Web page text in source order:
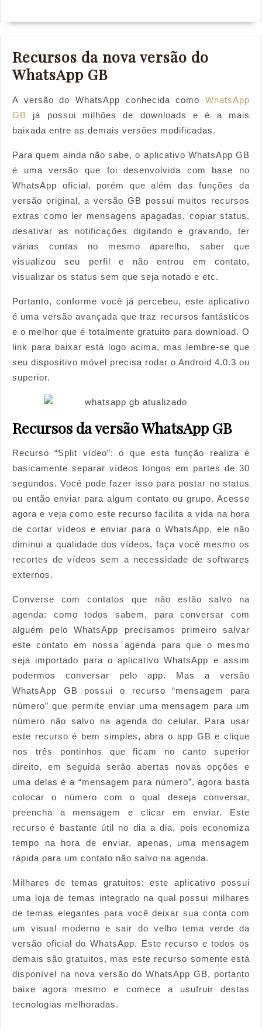
Recursos da nova versão do
WhatsApp GB
nova
versão
WhatsApp
GB
A versão do WhatsApp conhecida como WhatsApp
GB
já possui milhões de downloads e é a mais
baixada entre as demais versões modificadas.
Para quem ainda não sabe, o aplicativo WhatsApp GB
é uma versão que foi desenvolvida com base no
WhatsApp oficial, porém que além das funções da
versão original, a versão GB possui muitos recursos
extras como ler mensagens apagadas, copiar status,
desativar as notificações digitando e gravando, ter
várias contas no mesmo aparelho, saber que
visualizou seu perfil e não entrou em contato,
visualizar os status sem que seja notado e etc.
Portanto, conforme você já percebeu, este aplicativo
é uma versão avançada que traz recursos fantásticos
e o melhor que é totalmente gratuito para download. O
link para baixar está logo acima, mas lembre-se que
seu dispositivo móvel precisa rodar o Android 4.0.3 ou
superior.
Recursos da versão WhatsApp GB
Recurso “Split vídeo”: o que esta função realiza é
basicamente separar vídeos longos em partes de 30
segundos. Você pode fazer isso para postar no status
ou então enviar para algum contato ou grupo. Acesse
agora e veja como este recurso facilita a vida na hora
de cortar vídeos e enviar para o WhatsApp, ele não
diminui a qualidade dos vídeos, faça você mesmo os
recortes de vídeos sem a necessidade de softwares
externos.
Converse com contatos que não estão salvo na
agenda: como todos sabem, para conversar com
alguém pelo WhatsApp precisamos primeiro salvar
este contato em nossa agenda para que o mesmo
seja importado para o aplicativo WhatsApp e assim
podermos conversar pelo app. Mas a versão
WhatsApp GB possui o recurso “mensagem para
número” que permite enviar uma mensagem para um
número não salvo na agenda do celular. Para usar
este recurso é bem simples, abra o app GB e clique
nos três pontinhos que ficam no canto superior
direito, em seguida serão abertas novas opções e
uma delas é a “mensagem para número”, agora basta
colocar o número com o qual deseja conversar,
preencha a mensagem e clicar em enviar. Este
recurso é bastante útil no dia a dia, pois economiza
tempo na hora de enviar, apenas, uma mensagem
rápida para um contato não salvo na agenda.
Milhares de temas gratuitos: este aplicativo possui
uma loja de temas integrado na qual possui milhares
de temas elegantes para você deixar sua conta com
um visual moderno e sair do velho tema verde da
versão oficial do WhatsApp. Este recurso e todos os
demais são gratuitos, mas este recurso somente está
disponível na nova versão do WhatsApp GB, portanto
baixe agora mesmo e comece a usufruir destas
tecnologias melhoradas.